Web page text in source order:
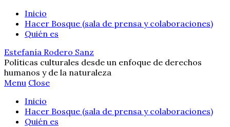
Inicio
Hacer Bosque (sala de prensa y colaboraciones)
Quién es
Estefanía Rodero Sanz
Políticas culturales desde un enfoque de derechos
humanos y de la naturaleza
Menu Close
Inicio
Hacer Bosque (sala de prensa y colaboraciones)
Quién es